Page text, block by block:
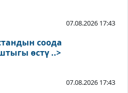
07.08.2026 17:43
соода
өстү ..>
07.08.2026 17:43